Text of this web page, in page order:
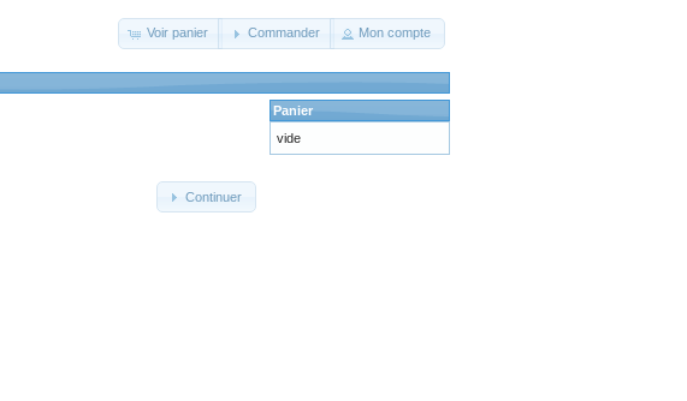
Voir panier Commander Mon compte
Continuer
Panier
vide